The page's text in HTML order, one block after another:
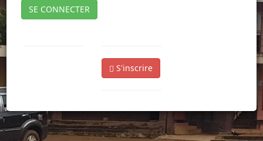
SE CONNECTER
S'inscrire